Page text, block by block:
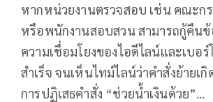
หากหน่วยงานตรวจสอบ เช่น คณะก
หรือพนักงานสอบสวน สามารถกู้คืน
ความเชื่อมโยงของไอดีไลน์และเบอ
สำเร็จ จนเห็นไทม์ไลน์ว่าคำสั่งย้ายเ
การปฏิเสธคำสั่ง “ช่วยน้ำเงินด้วย”…